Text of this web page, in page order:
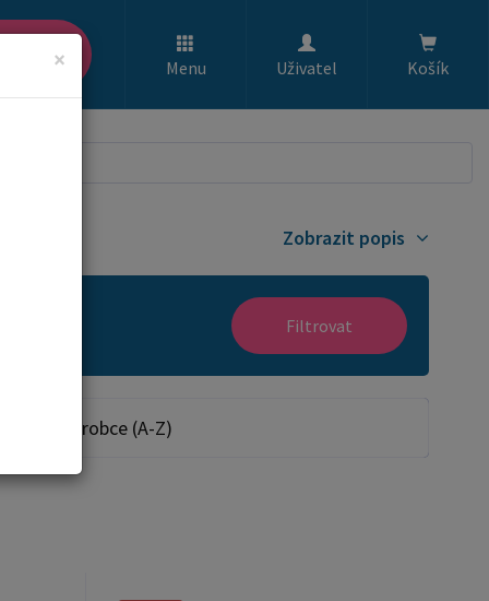
Menu Uživatel Košík
Zobrazit popis
Filtrovat
Dle výrobce (A-Z)
×